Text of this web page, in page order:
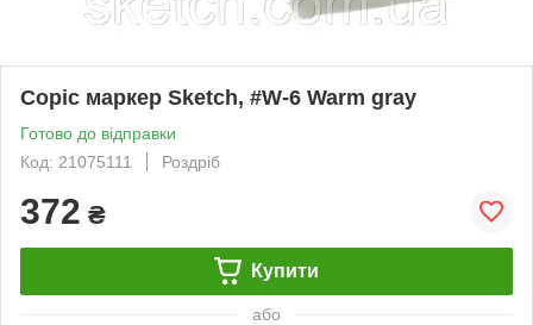
Copic маркер Sketch, #W-6 Warm gray
Готово до відправки
Код: 21075111
Роздріб
372 ₴
Купити
або